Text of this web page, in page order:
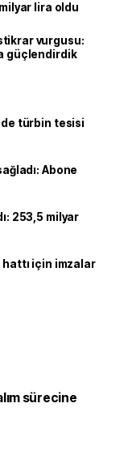
lira oldu
vurgusu:
güçlendirdik
türbin tesisi
Abone
253,5 milyar
hattı için imzalar
sürecine